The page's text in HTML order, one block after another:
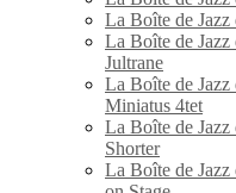
La Boîte de Jazz
La Boîte de
Jultrane
La Boîte de Jazz
Miniatus 4tet
La Boîte de Jazz
Shorter
La Boîte de